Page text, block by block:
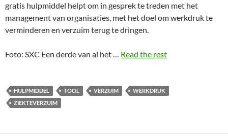
gratis hulpmiddel helpt om in gesprek te treden met het
management van organisaties, met het doel om werkdruk te
verminderen en verzuim terug te dringen.
Foto: SXC Een derde van al het … Read the rest
HULPMIDDEL TOOL VERZUIM
WERKDRUK
ZIEKTEVERZUIM